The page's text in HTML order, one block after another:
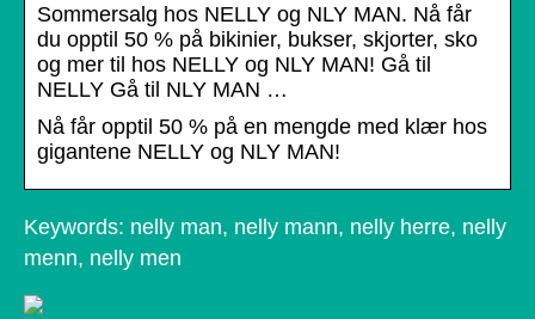
Sommersalg hos NELLY og NLY MAN. Nå får
du opptil 50 % på bikinier, bukser, skjorter, sko
og mer til hos NELLY og NLY MAN! Gå til
NELLY Gå til NLY MAN …
Nå får opptil 50 % på en mengde med klær hos
gigantene NELLY og NLY MAN!
Keywords: nelly man, nelly mann, nelly herre, nelly
menn, nelly men